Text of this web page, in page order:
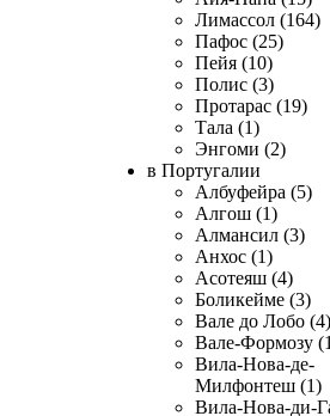
Лимассол (164)
Пафос (25)
Пейя (10)
Полис (3)
Протарас (19)
Тала (1)
Энгоми (2)
в Португалии
Албуфейра (5)
Алгош (1)
Алмансил (3)
Анхос (1)
Асотеяш (4)
Боликейме (3)
Вале до Лобо (4)
Вале-Формозу
Вила-Нова-де-
Милфонтеш (1)
Вила-Нова-ди-